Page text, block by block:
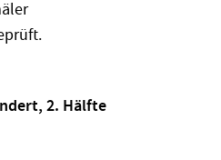
2. Hälfte